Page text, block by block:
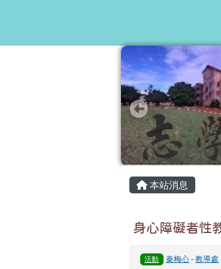
主內容區域
本站消息
身心障礙者性
活動 秦梅心-教導處